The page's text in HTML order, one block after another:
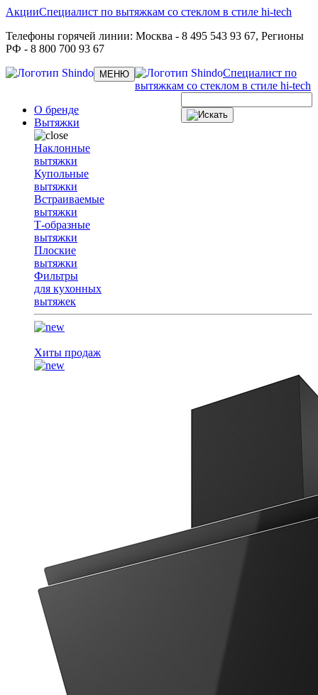
Акции
Телефоны горячей линии: Москва - 8 495 543 93 67, Регионы
РФ - 8 800 700 93 67
Специалист по вытяжкам со стеклом в стиле hi-tech
Toggle
navigation
МЕНЮ
Специалист по
вытяжкам со стеклом в стиле hi-tech
О бренде
Вытяжки
Наклонные
вытяжки
Купольные
вытяжки
Встраиваемые
вытяжки
Т-образные
вытяжки
Плоские
вытяжки
Фильтры
для кухонных
вытяжек
Хиты продаж